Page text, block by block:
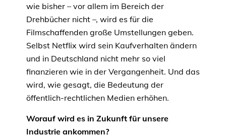
wie bisher – vor allem im Bereich der
Drehbücher nicht –, wird es für die
Filmschaffenden große Umstellungen geben.
Selbst Netflix wird sein Kaufverhalten ändern
und in Deutschland nicht mehr so viel
finanzieren wie in der Vergangenheit. Und das
wird, wie gesagt, die Bedeutung der
öffentlich-rechtlichen Medien erhöhen.
Worauf wird es in Zukunft für unsere
Industrie ankommen?